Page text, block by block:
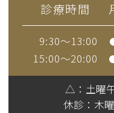
診療時間
9:30～13:00
15:00～20:00
△：土曜
休診： 木